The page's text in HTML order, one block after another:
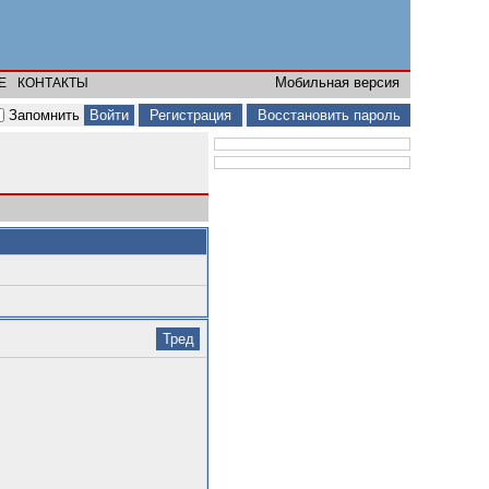
КОНТАКТЫ
Мобильная версия
Запомнить
Регистрация Восстановить пароль
Тред